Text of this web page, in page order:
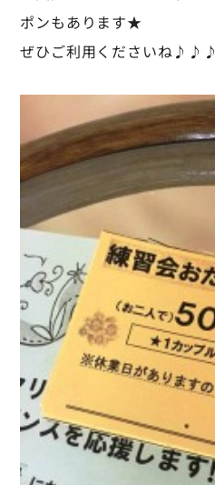
ポンもあります★
ぜひご利用くださいね♪♪♪